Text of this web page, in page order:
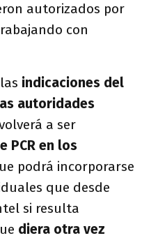
autorizados por
con
indicaciones del
autoridades
a ser
PCR en los
podrá incorporarse
que desde
si resulta
diera otra vez